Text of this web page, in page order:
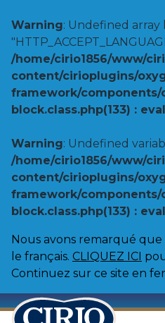
Warning: Undefined array
/home/cirio1856/www/
content/cirioplugins/
framework/components/
block.class.php(133) :
Warning: Undefined
/home/cirio1856/www/
content/cirioplugins/
framework/components/
block.class.php(133) :
Nous avons remarqué
le français. CLIQUEZ ICI
Continuez sur ce site en